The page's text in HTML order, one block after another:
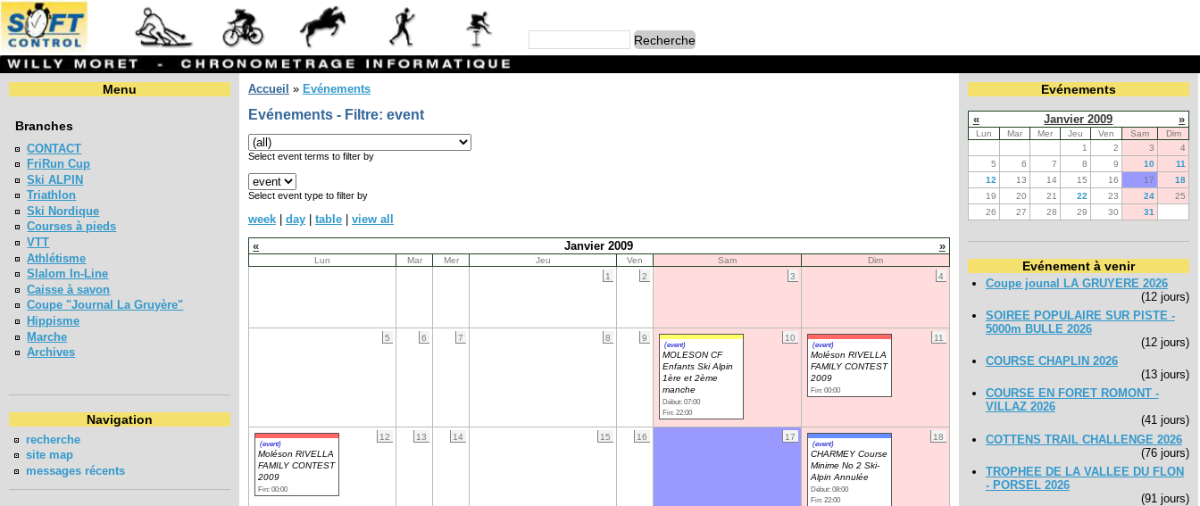
Menu
Branches
CONTACT
FriRun Cup
Ski ALPIN
Triathlon
Ski Nordique
Courses à pieds
VTT
Athlétisme
Slalom In-Line
Caisse à savon
Coupe "Journal La Gruyère"
Hippisme
Marche
Archives
Navigation
recherche
site map
messages récents
Accueil » Evénements
Evénements - Filtre: event
Select event terms to filter by
Select event type to filter by
week day table
view all
«
Janvier 2009 »
Lun Mar Mer Jeu Ven Sam
Dim
1
2 3 4
5 6 7 8 9 10
(event)
MOLESON CF
Enfants Ski Alpin
1ère et 2ème
manche
Début: 07:00
Fin: 22:00
11
(event)
Moléson RIVELLA
FAMILY CONTEST
2009
Fin: 00:00
12
(event)
Moléson RIVELLA
FAMILY CONTEST
2009
Fin: 00:00
13 14 15 16 17 18
(event)
CHARMEY Course
Minime No 2 Ski-
Alpin Annulée
Début: 08:00
Fin: 22:00
Evénements
« Janvier 2009 »
Lun Mar Mer Jeu Ven Sam
Dim
1
2 3
4
5
6 7 8 9 10
11
12
13 14 15 16 17
18
19
20 21 22 23 24
25
26
27 28 29 30 31
Evénement à venir
Coupe jounal LA GRUYERE 2026
(12 jours)
SOIREE POPULAIRE SUR PISTE -
5000m BULLE 2026
(12 jours)
COURSE CHAPLIN 2026
(13 jours)
COURSE EN FORET ROMONT -
VILLAZ 2026
(41 jours)
COTTENS TRAIL CHALLENGE 2026
(76 jours)
TROPHEE DE LA VALLEE DU FLON
- PORSEL 2026
(91 jours)